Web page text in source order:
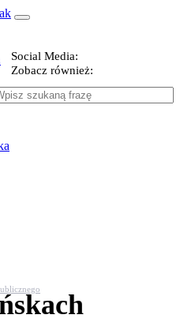
Social Media:
Zobacz również: